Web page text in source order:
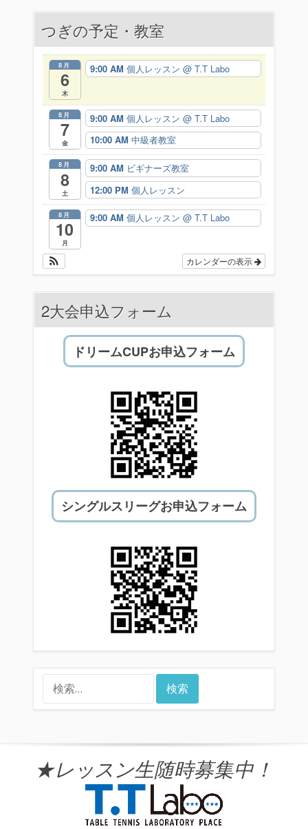
つぎの予定・教室
8月
6
木
9:00 AM 個人レッスン @ T.T Labo
8月
7
金
9:00 AM 個人レッスン @ T.T Labo
10:00 AM 中級者教室
8月
8
土
9:00 AM ビギナーズ教室
12:00 PM 個人レッスン
8月
10
月
9:00 AM 個人レッスン @ T.T Labo
カレンダーの表示
2大会申込フォーム
ドリームCUPお申込フォーム
シングルスリーグお申込フォーム
索:
★レッスン生随時募集中！